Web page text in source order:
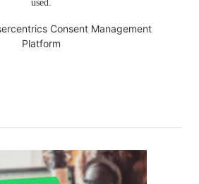
used.
Consent Management
Platform